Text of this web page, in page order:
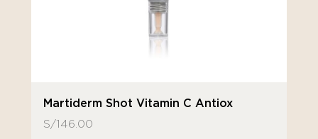
Martiderm Shot Vitamin C Antiox
S/146.00